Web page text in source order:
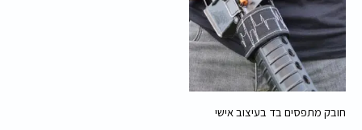
חובק מתפסים בד בעיצוב אישי